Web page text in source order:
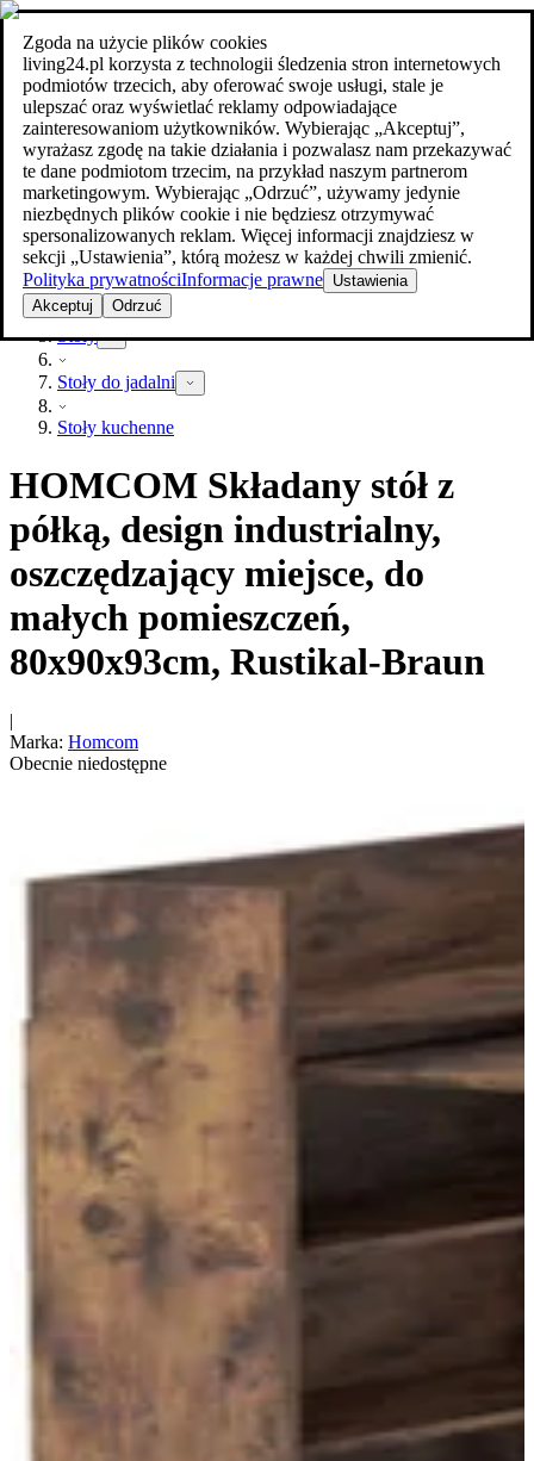
Zgoda na użycie plików cookies
living24.pl korzysta z technologii śledzenia stron internetowych
podmiotów trzecich, aby oferować swoje usługi, stale je
ulepszać oraz wyświetlać reklamy odpowiadające
zainteresowaniom użytkowników. Wybierając „Akceptuj”,
wyrażasz zgodę na takie działania i pozwalasz nam przekazywać
te dane podmiotom trzecim, na przykład naszym partnerom
marketingowym. Wybierając „Odrzuć”, używamy jedynie
niezbędnych plików cookie i nie będziesz otrzymywać
spersonalizowanych reklam. Więcej informacji znajdziesz w
sekcji „Ustawienia”, którą możesz w każdej chwili zmienić.
Polityka prywatnościInformacje prawne Ustawienia
Akceptuj
Odrzuć
Szukaj
meble w najlepszej ceniemeble w najlepszej cenie
Meble
Stoły
Stoły do jadalni
Stoły kuchenne
HOMCOM Składany stół z
półką, design industrialny,
oszczędzający miejsce, do
małych pomieszczeń,
80x90x93cm, Rustikal-Braun
|
Marka: Homcom
Obecnie niedostępne